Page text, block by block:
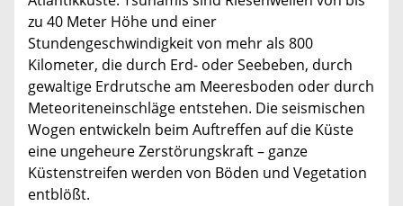
zu 40 Meter Höhe und einer
Stundengeschwindigkeit von mehr als 800
Kilometer, die durch Erd- oder Seebeben, durch
gewaltige Erdrutsche am Meeresboden oder durch
Meteoriteneinschläge entstehen. Die seismischen
Wogen entwickeln beim Auftreffen auf die Küste
eine ungeheure Zerstörungskraft – ganze
Küstenstreifen werden von Böden und Vegetation
entblößt.